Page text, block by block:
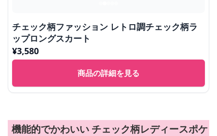
チェック柄ファッション レトロ調チェック柄ラ
ップロングスカート
¥3,580
商品の詳細を見る
機能的でかわいい チェック柄レディースポケ